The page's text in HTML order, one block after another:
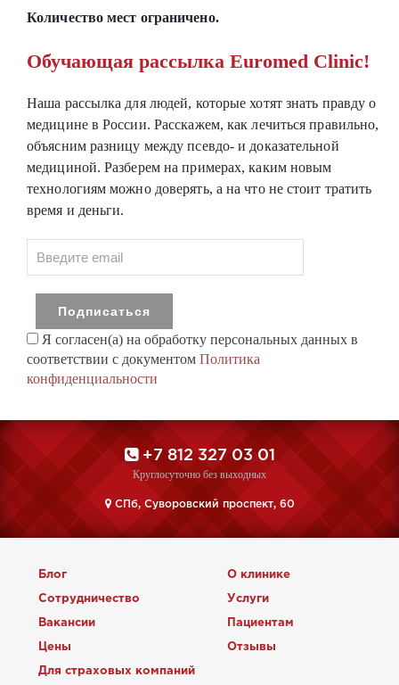
Количество мест ограничено.
Обучающая рассылка Euromed Clinic!
Наша рассылка для людей, которые хотят знать правду о
медицине в России. Расскажем, как лечиться правильно,
объясним разницу между псевдо- и доказательной
медициной. Разберем на примерах, каким новым
технологиям можно доверять, а на что не стоит тратить
время и деньги.
Я согласен(а) на обработку персональных данных в
соответствии с документом Политика
конфиденциальности
+7 812 327 03 01
Круглосуточно без выходных
CПб, Суворовский проспект, 60
Блог О клинике
Сотрудничество Услуги
Вакансии Пациентам
Цены Отзывы
Для страховых компаний